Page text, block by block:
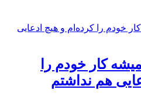
کار خودم را
هم نداشتم